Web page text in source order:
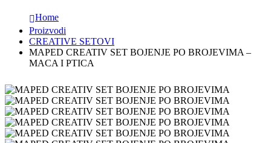
Home
Proizvodi
CREATIVE SETOVI
MAPED CREATIV SET BOJENJE PO BROJEVIMA –
MACA I PTICA